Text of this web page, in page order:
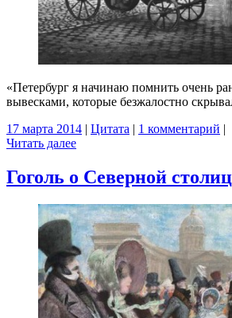
«Петербург я начинаю помнить очень
вывесками, которые безжалостно
17 марта 2014 | Цитата | 1 комментарий |
Читать далее
Гоголь о Северной